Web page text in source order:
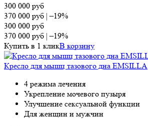
300 000 руб
370 000 руб |–19%
300 000 руб
370 000 руб |–19%
Купить в 1 кликВ корзину
Кресло для мышц тазового дна EMSILLA
4 режима лечения
Укрепление мочевого пузыря
Улучшение сексуальной функции
Для женщин и мужчин